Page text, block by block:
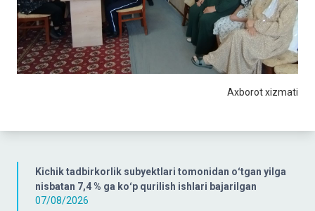
Kichik tadbirkorlik subyektlari tomonidan oʻtgan yilga
nisbatan 7,4 % ga koʻp qurilish ishlari bajarilgan
07/08/2026
Axborot xizmati